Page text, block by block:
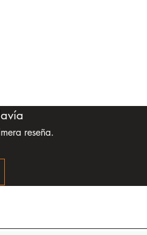
reseña.